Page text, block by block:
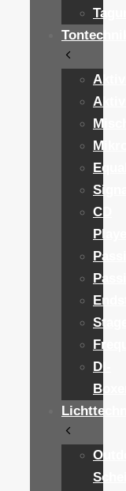
Tontechnik
CD
Player
DI-
Boxen